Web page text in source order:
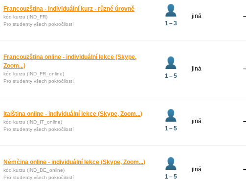
Francouzština - individuální kurz - různé úrovně
kód kurzu (IND_FR)
Pro studenty všech pokročilostí
1 – 3
jiná –
Francouzština online - individuální lekce (Skype,
Zoom...)
kód kurzu (IND_FR_online)
Pro studenty všech pokročilostí
1 – 5
jiná –
Italština online - individuální lekce (Skype, Zoom...)
kód kurzu (IND_IT_online)
Pro studenty všech pokročilostí
1 – 5
jiná –
Němčina online - individuální lekce (Skype, Zoom...)
kód kurzu (IND_DE_online)
Pro studenty všech pokročilostí
1 – 5
jiná –